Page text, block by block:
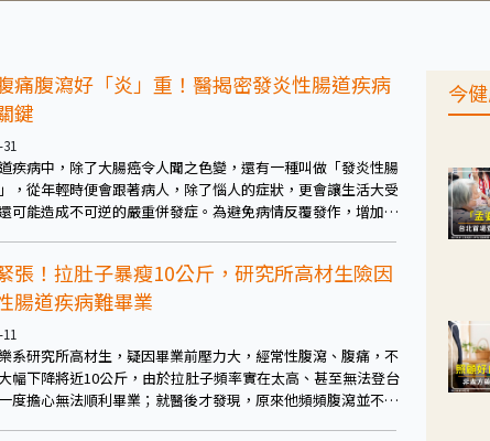
痛腹瀉好「炎」重！醫揭密發炎性腸道疾病
鍵
疾病中，除了大腸癌令人聞之色變，還有一種叫做「發炎性腸
，從年輕時便會跟著病人，除了惱人的症狀，更會讓生活大受
可能造成不可逆的嚴重併發症。為避免病情反覆發作，增加未
症狀緩解，以及黏膜完全癒合，真正改善預後。
張！拉肚子暴瘦10公斤，研究所高材生險因
腸道疾病難畢業
系研究所高材生，疑因畢業前壓力大，經常性腹瀉、腹痛，不
幅下降將近10公斤，由於拉肚子頻率實在太高、甚至無法登台
度擔心無法順利畢業；就醫後才發現，原來他頻頻腹瀉並不單
今